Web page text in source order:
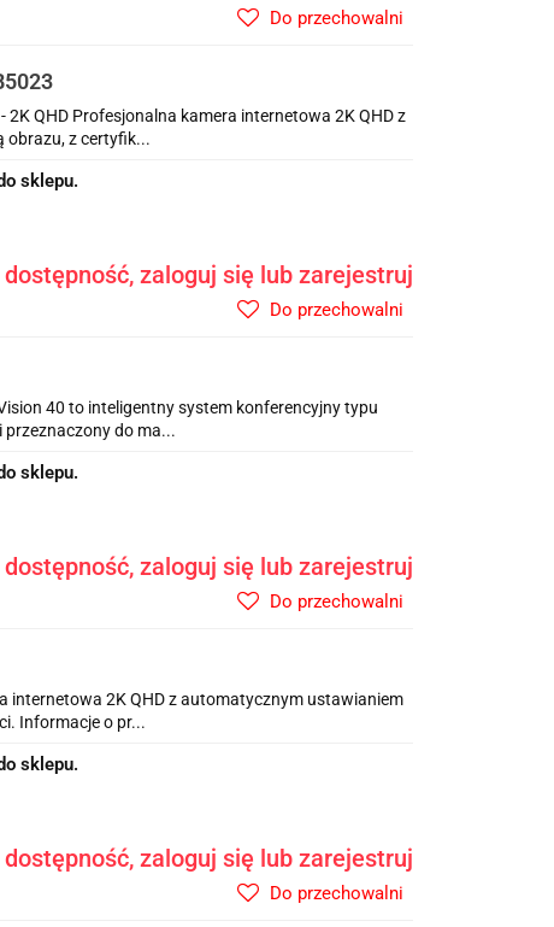
Do przechowalni
QHD Profesjonalna kamera internetowa 2K QHD z
obrazu, z certyfik...
sklepu.
zaloguj się lub zarejestruj
Do przechowalni
40 to inteligentny system konferencyjny typu
do ma...
sklepu.
zaloguj się lub zarejestruj
Do przechowalni
internetowa 2K QHD z automatycznym ustawianiem
Informacje o pr...
sklepu.
zaloguj się lub zarejestruj
Do przechowalni